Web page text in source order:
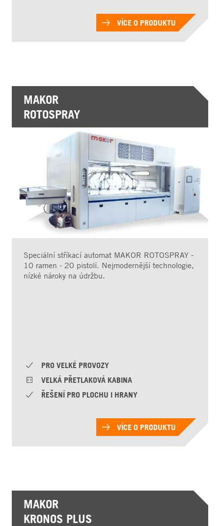
VÍCE O PRODUKTU
MAKOR
ROTOSPRAY
Speciální stříkací automat MAKOR ROTOSPRAY -
10 ramen - 20 pistolí. Nejmodernější technologie,
nízké nároky na údržbu.
PRO VELKÉ PROVOZY
VELKÁ PŘETLAKOVÁ KABINA
ŘEŠENÍ PRO PLOCHU I HRANY
VÍCE O PRODUKTU
MAKOR
KRONOS PLUS